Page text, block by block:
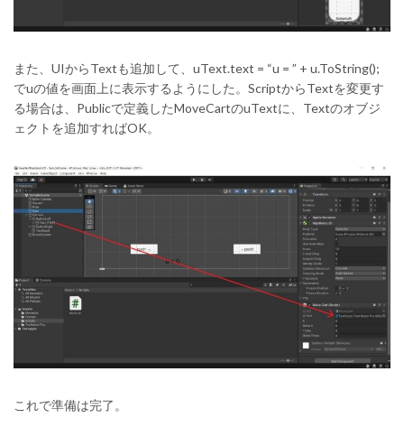
また、UIからTextも追加して、uText.text = “u = ” + u.ToString();
でuの値を画面上に表示するようにした。ScriptからTextを変更す
る場合は、Publicで定義したMoveCartのuTextに、Textのオブジ
ェクトを追加すればOK。
これで準備は完了。